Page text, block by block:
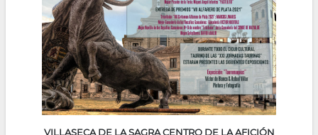
VILLASECA DE LA SAGRA CENTRO DE LA AFICIÓN